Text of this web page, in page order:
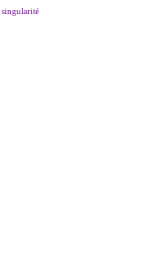
singularité